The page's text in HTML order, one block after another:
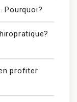
Pourquoi?
profiter